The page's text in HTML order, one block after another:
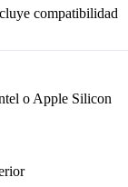
compatibilidad
o Apple Silicon